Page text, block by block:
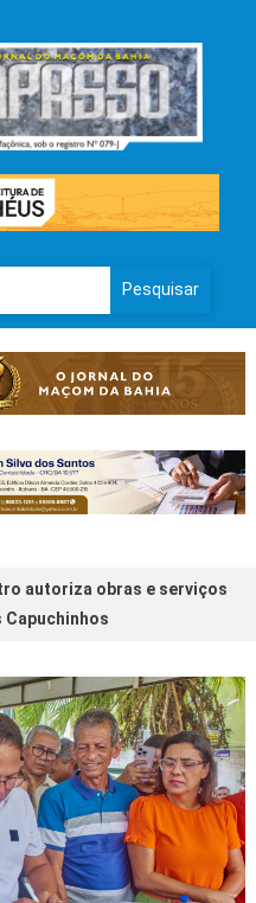
autoriza obras e serviços